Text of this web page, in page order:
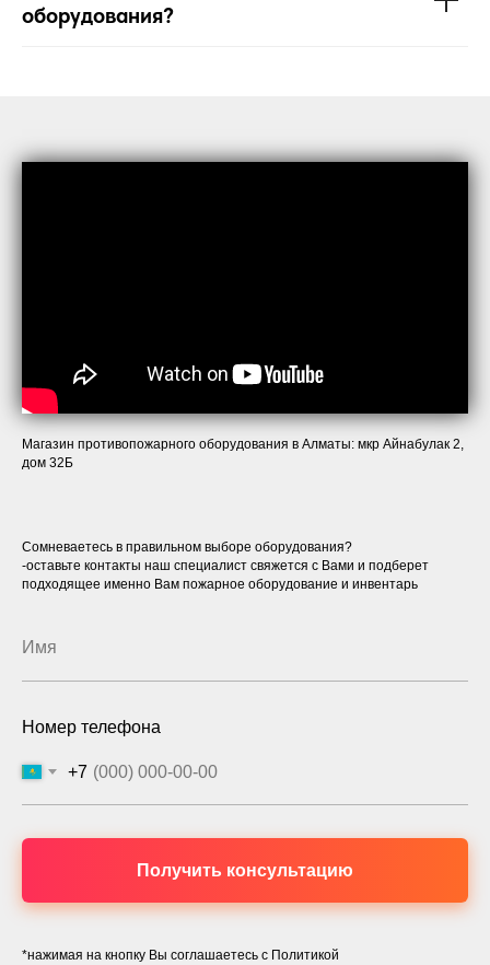
оборудования?
Магазин противопожарного оборудования в Алматы: мкр Айнабулак 2,
дом 32Б
Сомневаетесь в правильном выборе оборудования?
-оставьте контакты наш специалист свяжется с Вами и подберет
подходящее именно Вам пожарное оборудование и инвентарь
Номер телефона
+7
Получить консультацию
*нажимая на кнопку Вы соглашаетесь с Политикой